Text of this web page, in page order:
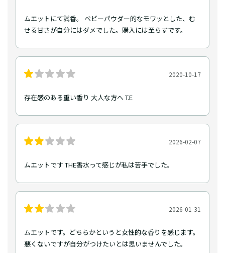
ムエットにて試香。 ベビーパウダー的なモワッとした、む
せる甘さが自分にはダメでした。購入には至らずです。
2020-10-17
存在感のある重い香り 大人な方へ T.E
2026-02-07
ムエットです THE香水って感じが私は苦手でした。
2026-01-31
ムエットです。どちらかというと女性的な香りを感じます。
悪くないですが自分がつけたいとは思いませんでした。